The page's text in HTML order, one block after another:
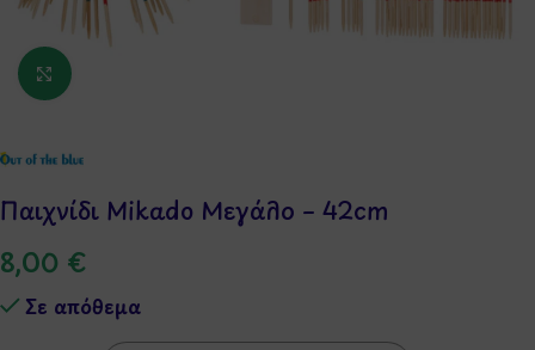
Κάντε κλικ για μεγέθυνση
Παιχνίδι Mikado Μεγάλο – 42cm
8,00 €
Σε απόθεμα